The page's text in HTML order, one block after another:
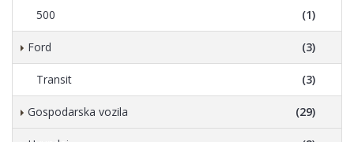
500 (1)
Ford (3)
Transit (3)
Gospodarska vozila (29)